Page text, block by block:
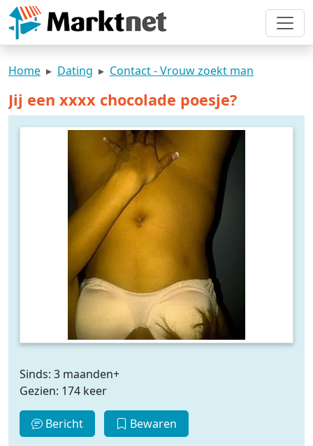
Home Dating Contact - Vrouw zoekt man
Jij een xxxx chocolade poesje?
Sinds: 3 maanden+
Gezien: 174 keer
Bericht Bewaren